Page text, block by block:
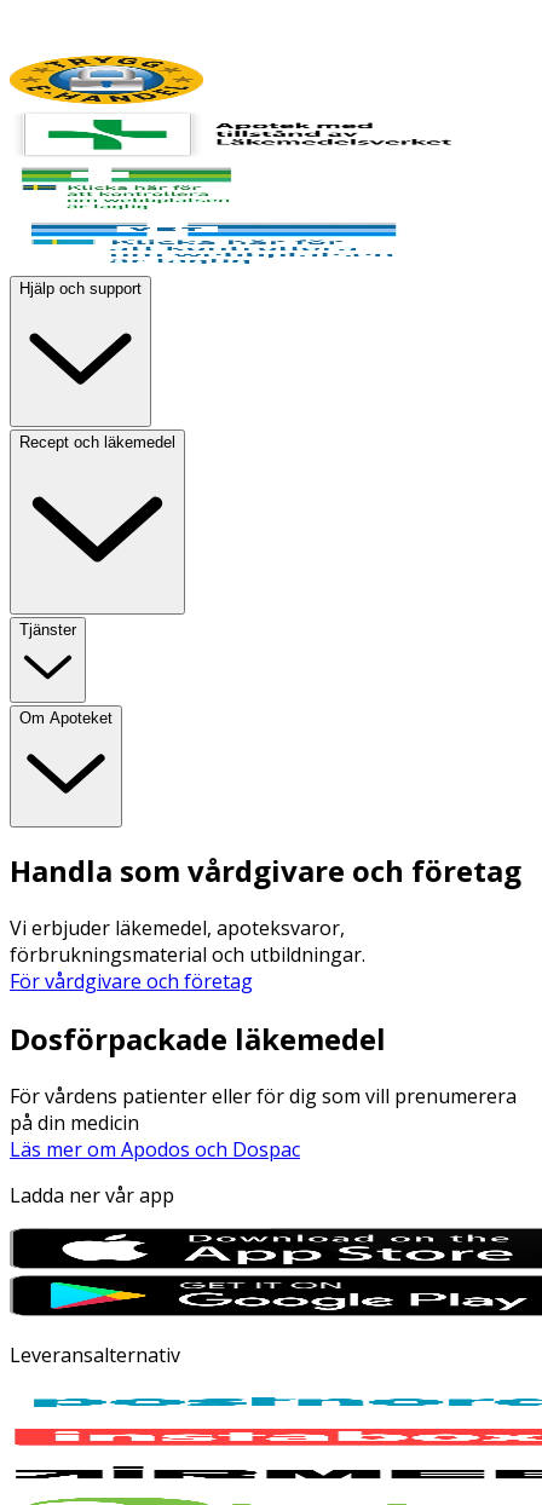
Hjälp och support
Recept och läkemedel
Tjänster
Om Apoteket
Handla som vårdgivare och företag
Vi erbjuder läkemedel, apoteksvaror,
förbrukningsmaterial och utbildningar.
För vårdgivare och företag
Dosförpackade läkemedel
För vårdens patienter eller för dig som vill prenumerera
på din medicin
Läs mer om Apodos och Dospac
Ladda ner vår app
Leveransalternativ